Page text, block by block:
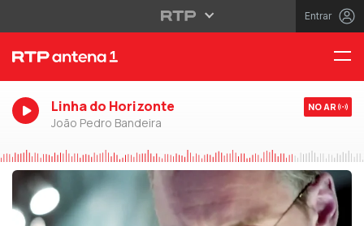
Entrar
Linha do Horizonte
João Pedro Bandeira
NO AR